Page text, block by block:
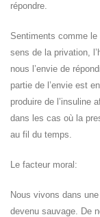
répondre.
Sentiments comme
sens de la privation,
nous l’envie de
partie de l’envie est
produire de l’insuline
dans les cas où la
au fil du temps.
Le facteur moral:
Nous vivons dans
devenu sauvage. De